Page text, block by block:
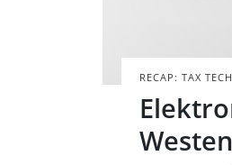
RECAP: TAX